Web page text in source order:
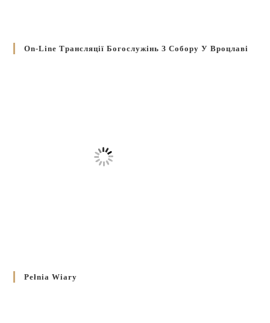
On-Line Трансляції Богослужінь З Собору У Вроцлаві
Pełnia Wiary